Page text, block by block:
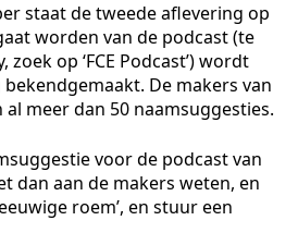
staat de tweede aflevering op
worden van de podcast (te
op ‘FCE Podcast’) wordt
De makers van
meer dan 50 naamsuggesties.
voor de podcast van
dan aan de makers weten, en
roem’, en stuur een